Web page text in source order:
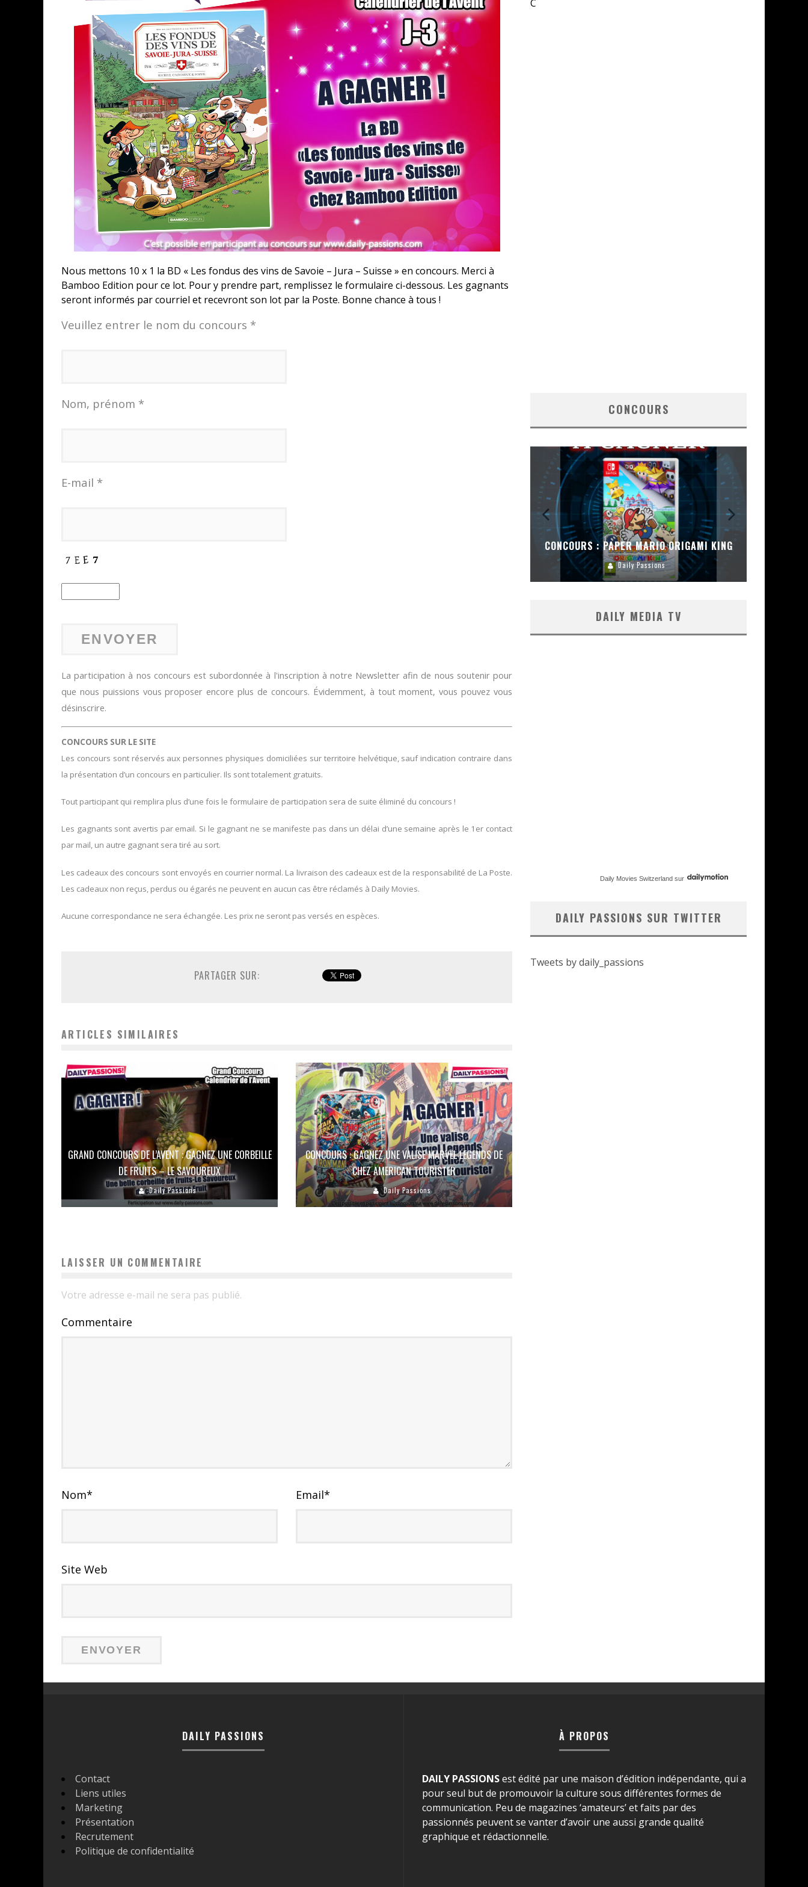
ASSASSIN'S CREED BLACK FLAG RESYNCED
« LE VENT DAND LES SAULES » - UNE BELLE HISTOIRE !
« DAMN THEM ALL » - UN DUO DE CHOC !
« LOVE IS A BOXING RING (TOMES 1 & 2) » – UN PASSÉ TROUBLE !
« WOLF-MAN / INTEGRALE TOMES 1 ET 2 » - CRUELLE VENGEANCE !
Nous mettons 10 x 1 la BD « Les fondus des vins de Savoie – Jura – Suisse » en concours. Merci à
Bamboo Edition pour ce lot. Pour y prendre part, remplissez le formulaire ci-dessous. Les gagnants
seront informés par courriel et recevront son lot par la Poste. Bonne chance à tous !
Veuillez entrer le nom du concours *
Nom, prénom *
E-mail *
La participation à nos concours est subordonnée à l'inscription à notre Newsletter afin de nous soutenir pour
que nous puissions vous proposer encore plus de concours. Évidemment, à tout moment, vous pouvez vous
désinscrire.
CONCOURS SUR LE SITE
Les concours sont réservés aux personnes physiques domiciliées sur territoire helvétique, sauf indication contraire dans
la présentation d’un concours en particulier. Ils sont totalement gratuits.
Tout participant qui remplira plus d’une fois le formulaire de participation sera de suite éliminé du concours !
Les gagnants sont avertis par email. Si le gagnant ne se manifeste pas dans un délai d’une semaine après le 1er contact
par mail, un autre gagnant sera tiré au sort.
Les cadeaux des concours sont envoyés en courrier normal. La livraison des cadeaux est de la responsabilité de La Poste.
Les cadeaux non reçus, perdus ou égarés ne peuvent en aucun cas être réclamés à Daily Movies.
Aucune correspondance ne sera échangée. Les prix ne seront pas versés en espèces.
PARTAGER SUR:
ARTICLES SIMILAIRES
GRAND CONCOURS DE L’AVENT : GAGNEZ UNE CORBEILLE
DE FRUITS – LE SAVOUREUX
Daily Passions
CONCOURS : GAGNEZ UNE VALISE MARVEL LEGENDS DE
CHEZ AMERICAN TOURISTER
Daily Passions
LAISSER UN COMMENTAIRE
Votre adresse e-mail ne sera pas publié.
Commentaire
Nom* Email*
Site Web
C
CONCOURS
CONCOURS : PAPER MARIO ORIGAMI KING
Daily Passions
DAILY MEDIA TV
Daily Movies Switzerland sur
DAILY PASSIONS SUR TWITTER
Tweets by daily_passions
DAILY PASSIONS
Contact
Liens utiles
Marketing
Présentation
Recrutement
Politique de confidentialité
À PROPOS
DAILY PASSIONSest édité par une maison d’édition indépendante, qui a
pour seul but de promouvoir la culture sous différentes formes de
communication. Peu de magazines ‘amateurs’ et faits par des
passionnés peuvent se vanter d’avoir une aussi grande qualité
graphique et rédactionnelle.